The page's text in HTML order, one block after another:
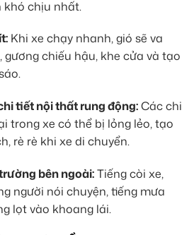
khó chịu nhất.
Khi xe chạy nhanh, gió sẽ va
gương chiếu hậu, khe cửa và tạo
tiết nội thất rung động:Các chi
trong xe có thể bị lỏng lẻo, tạo
rè rè khi xe di chuyển.
bên ngoài:Tiếng còi xe,
người nói chuyện, tiếng mưa
lọt vào khoang lái.